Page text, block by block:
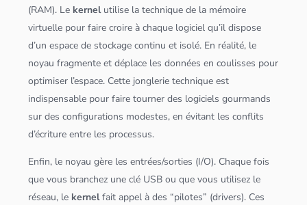
(RAM). Le kernelutilise la technique de la mémoire
virtuelle pour faire croire à chaque logiciel qu’il dispose
d’un espace de stockage continu et isolé. En réalité, le
noyau fragmente et déplace lesdonnées en coulisses pour
optimiser l’espace. Cette jonglerie technique est
indispensable pour faire tourner des logiciels gourmands
sur des configurations modestes, en évitant les conflits
d’écriture entre les processus.
Enfin, le noyau gère les entrées/sorties (I/O). Chaque fois
que vous branchez une clé USB ou que vous utilisez le
réseau, le kernelfait appel à des “pilotes” (drivers). Ces